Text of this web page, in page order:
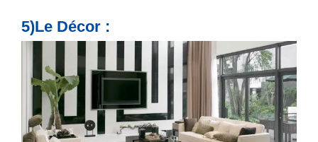
5)Le Décor :